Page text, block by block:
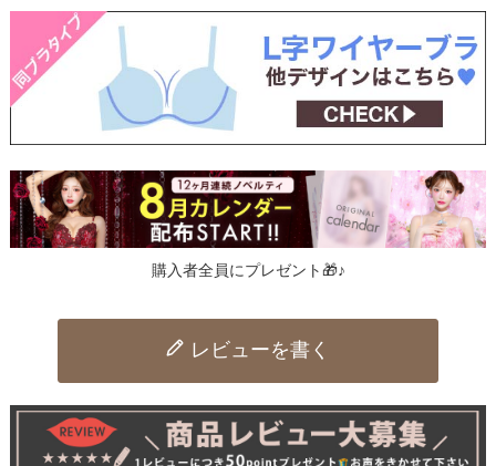
購入者全員にプレゼント🎁♪
レビューを書く